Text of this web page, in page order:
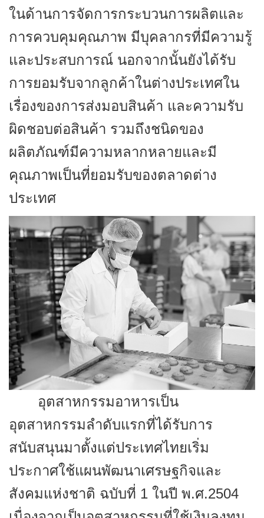
ในด้านการจัดการกระบวนการผลิตและ
การควบคุมคุณภาพ มีบุคลากรที่มีความรู้
และประสบการณ์ นอกจากนั้นยังได้รับ
การยอมรับจากลูกค้าในต่างประเทศใน
เรื่องของการส่งมอบสินค้า และความรับ
ผิดชอบต่อสินค้า รวมถึงชนิดของ
ผลิตภัณฑ์มีความหลากหลายและมี
คุณภาพเป็นที่ยอมรับของตลาดต่าง
ประเทศ
อุตสาหกรรมอาหารเป็น
อุตสาหกรรมลำดับแรกที่ได้รับการ
สนับสนุนมาตั้งแต่ประเทศไทยเริ่ม
ประกาศใช้แผนพัฒนาเศรษฐกิจและ
สังคมแห่งชาติ ฉบับที่ 1 ในปี พ.ศ.2504